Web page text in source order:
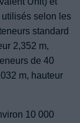
selon les
standard
2,352 m,
de 40
m, hauteur
10 000